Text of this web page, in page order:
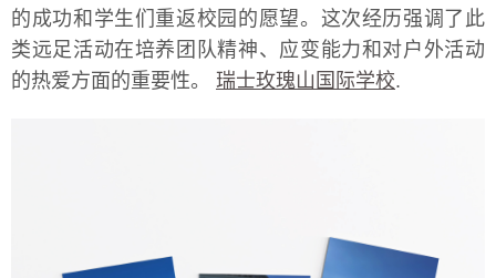
的成功和学生们重返校园的愿望。这次经历强调了此
类远足活动在培养团队精神、应变能力和对户外活动
的热爱方面的重要性。 瑞士玫瑰山国际学校.